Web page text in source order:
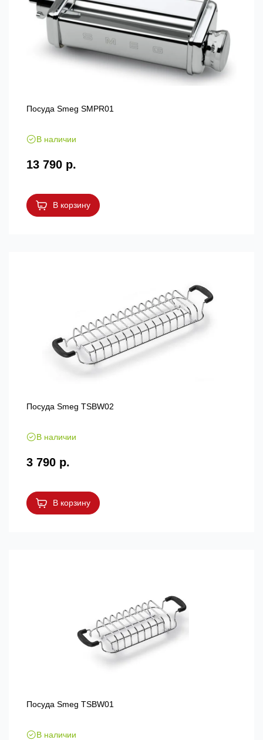
Посуда Smeg SMPR01
В наличии
13 790 р.
В корзину
Посуда Smeg TSBW02
В наличии
3 790 р.
В корзину
Посуда Smeg TSBW01
В наличии